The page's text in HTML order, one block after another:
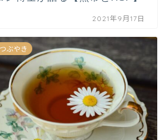
2021年9月17日
ぶやき